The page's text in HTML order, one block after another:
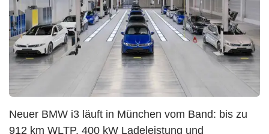
Neuer BMW i3 läuft in München vom Band: bis zu
912 km WLTP, 400 kW Ladeleistung und